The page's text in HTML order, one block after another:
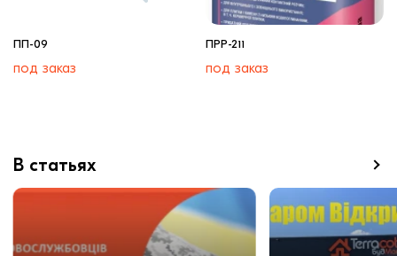
ПП-09
под заказ
ПРР-211
под заказ
В статьях